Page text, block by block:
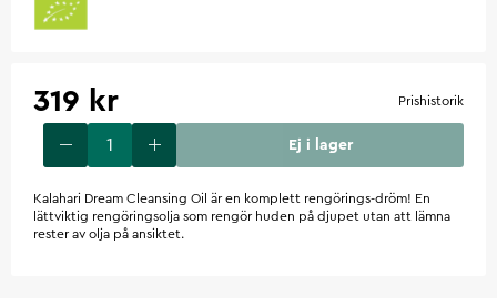
319 kr Prishistorik
Ej i lager
Kalahari Dream Cleansing Oil är en komplett rengörings-dröm! En
lättviktig rengöringsolja som rengör huden på djupet utan att lämna
rester av olja på ansiktet.